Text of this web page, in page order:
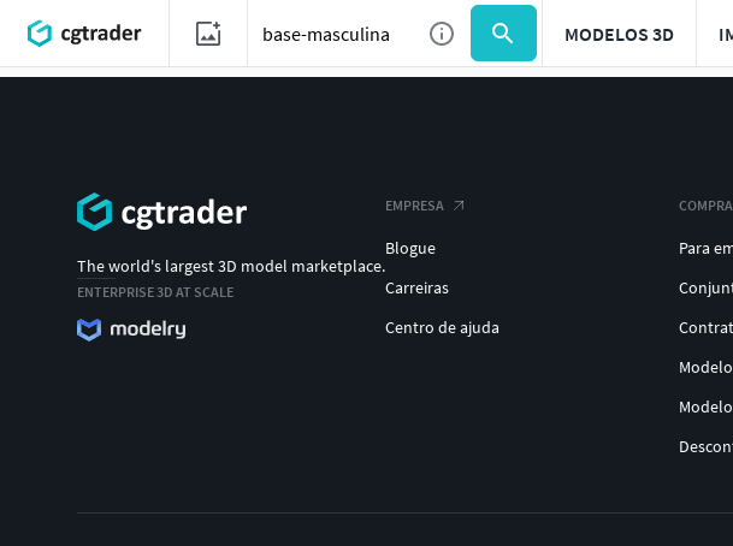
MODELOS 3D
The world's largest 3D model marketplace.
ENTERPRISE 3D AT SCALE
EMPRESA
Blogue
Carreiras
Centro de ajuda
Para